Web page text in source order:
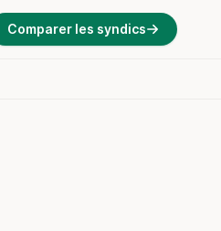
Comparer les syndics